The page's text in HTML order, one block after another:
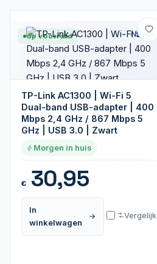
Op voorraad Nieuw
TP-Link AC1300 | Wi-Fi 5
Dual-band USB-adapter | 400
Mbps 2,4 GHz / 867 Mbps 5
GHz | USB 3.0 | Zwart
Morgen in huis
€30,95
In
winkelwagen
Vergelijk